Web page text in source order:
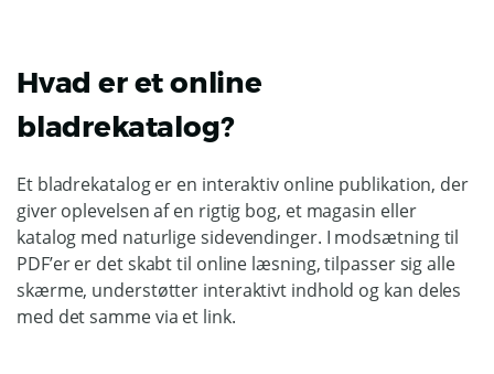
Hvad er et online
bladrekatalog?
Et bladrekatalog er en interaktiv online publikation, der
giver oplevelsen af en rigtig bog, et magasin eller
katalog med naturlige sidevendinger. I modsætning til
PDF’er er det skabt til online læsning, tilpasser sig alle
skærme, understøtter interaktivt indhold og kan deles
med det samme via et link.